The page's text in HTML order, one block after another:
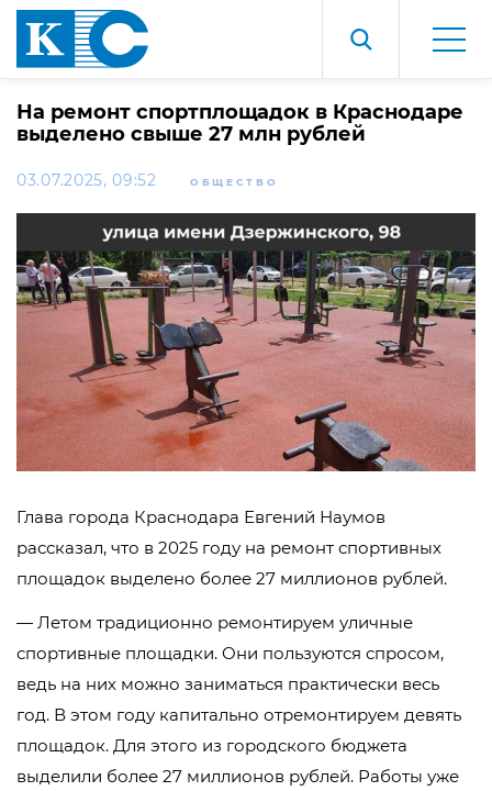
На ремонт спортплощадок в Краснодаре
выделено свыше 27 млн рублей
03.07.2025, 09:52 ОБЩЕСТВО
Глава города Краснодара Евгений Наумов
рассказал, что в 2025 году на ремонт спортивных
площадок выделено более 27 миллионов рублей.
— Летом традиционно ремонтируем уличные
спортивные площадки. Они пользуются спросом,
ведь на них можно заниматься практически весь
год. В этом году капитально отремонтируем девять
площадок. Для этого из городского бюджета
выделили более 27 миллионов рублей. Работы уже